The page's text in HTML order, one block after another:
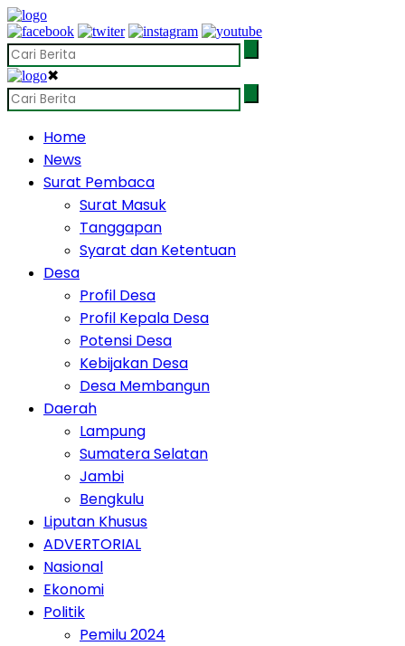
✖
Home
News
Surat Pembaca
Surat Masuk
Tanggapan
Syarat dan Ketentuan
Desa
Profil Desa
Profil Kepala Desa
Potensi Desa
Kebijakan Desa
Desa Membangun
Daerah
Lampung
Sumatera Selatan
Jambi
Bengkulu
Liputan Khusus
ADVERTORIAL
Nasional
Ekonomi
Politik
Pemilu 2024